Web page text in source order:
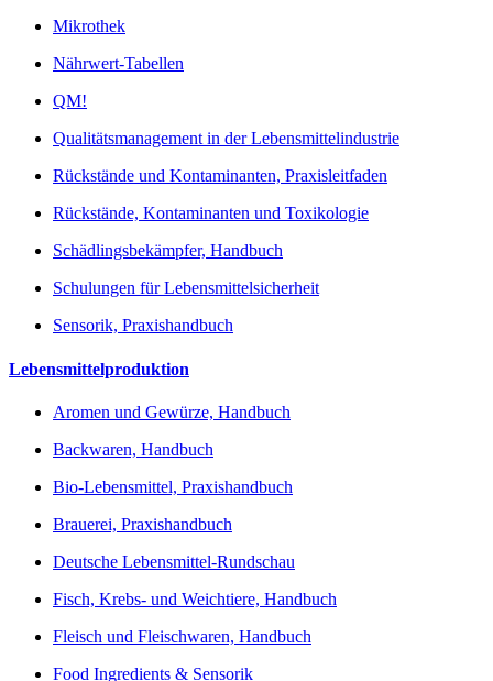
Mikrothek
Nährwert-Tabellen
QM!
Qualitätsmanagement in der Lebensmittelindustrie
Rückstände und Kontaminanten, Praxisleitfaden
Rückstände, Kontaminanten und Toxikologie
Schädlingsbekämpfer, Handbuch
Schulungen für Lebensmittelsicherheit
Sensorik, Praxishandbuch
Lebensmittelproduktion
Aromen und Gewürze, Handbuch
Backwaren, Handbuch
Bio-Lebensmittel, Praxishandbuch
Brauerei, Praxishandbuch
Deutsche Lebensmittel-Rundschau
Fisch, Krebs- und Weichtiere, Handbuch
Fleisch und Fleischwaren, Handbuch
Food Ingredients & Sensorik